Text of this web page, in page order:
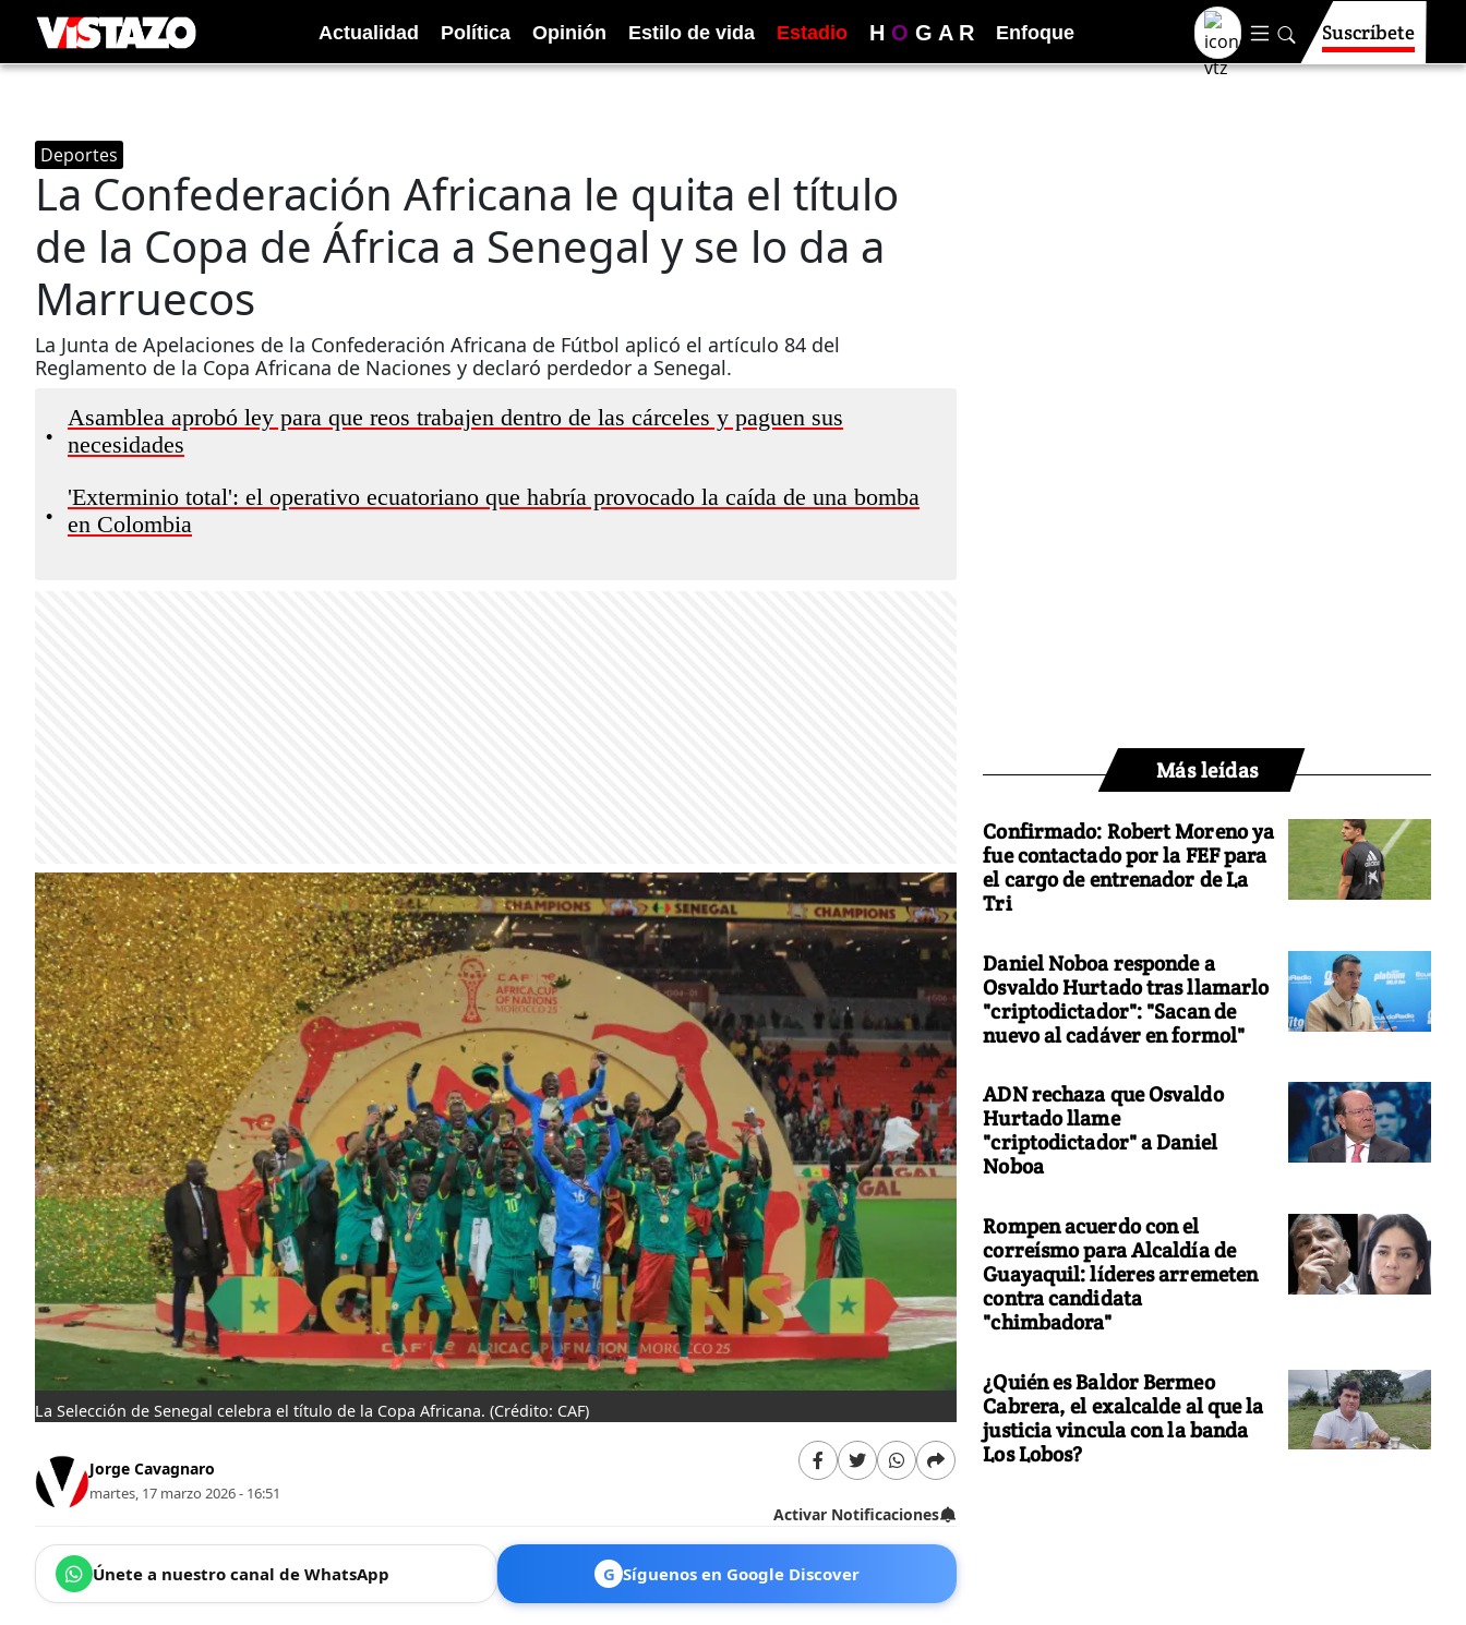
Actualidad Política Opinión Estilo de vida Estadio H O G A R Enfoque Suscríbete
Deportes
La Confederación Africana le quita el título
de la Copa de África a Senegal y se lo da a
Marruecos
La Junta de Apelaciones de la Confederación Africana de Fútbol aplicó el artículo 84 del
Reglamento de la Copa Africana de Naciones y declaró perdedor a Senegal.
•
Asamblea aprobó ley para que reos trabajen dentro de las cárceles y paguen sus
necesidades
•
'Exterminio total': el operativo ecuatoriano que habría provocado la caída de una bomba
en Colombia
La Selección de Senegal celebra el título de la Copa Africana. (Crédito: CAF)
Jorge Cavagnaro
martes, 17 marzo 2026 - 16:51
Activar Notificaciones
Únete a nuestro canal de WhatsApp G Síguenos en Google Discover
Más leídas
Confirmado: Robert Moreno ya
fue contactado por la FEF para
el cargo de entrenador de La
Tri
Daniel Noboa responde a
Osvaldo Hurtado tras llamarlo
"criptodictador": "Sacan de
nuevo al cadáver en formol"
ADN rechaza que Osvaldo
Hurtado llame
"criptodictador" a Daniel
Noboa
Rompen acuerdo con el
correísmo para Alcaldía de
Guayaquil: líderes arremeten
contra candidata
"chimbadora"
¿Quién es Baldor Bermeo
Cabrera, el exalcalde al que la
justicia vincula con la banda
Los Lobos?